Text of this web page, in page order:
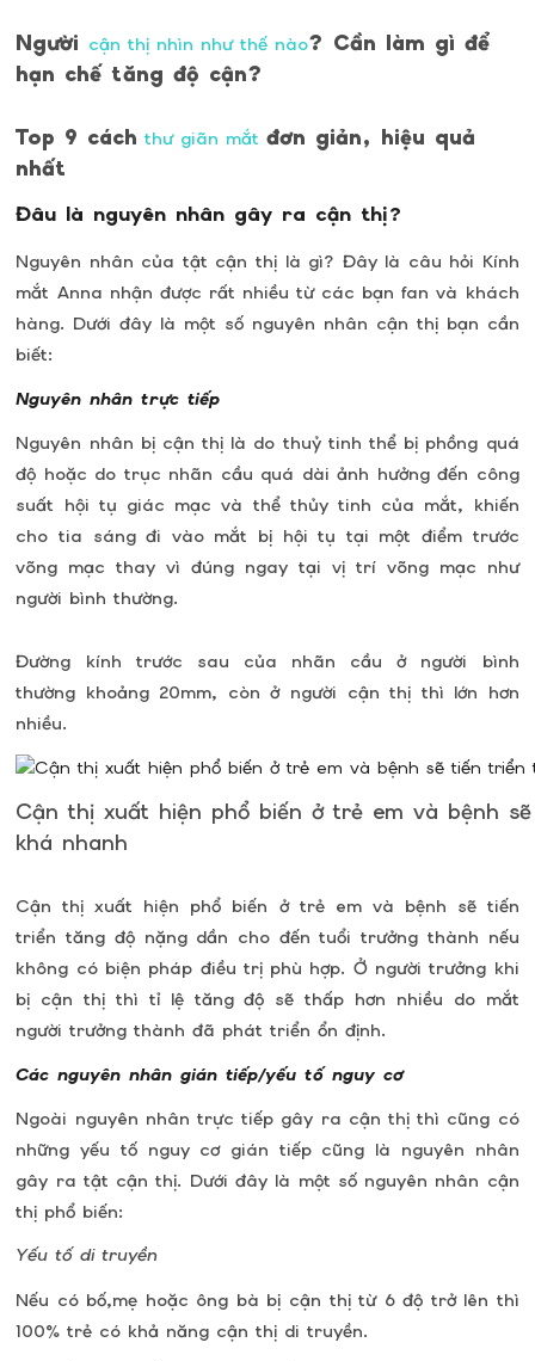
Người cận thị nhìn như thế nào? Cần làm gì để
hạn chế tăng độ cận?
Top 9 cách thư giãn mắt đơn giản, hiệu quả
nhất
Đâu là nguyên nhân gây ra cận thị?
Nguyên nhân của tật cận thị là gì? Đây là câu hỏi Kính
mắt Anna nhận được rất nhiều từ các bạn fan và khách
hàng. Dưới đây là một số nguyên nhân cận thị bạn cần
biết:
Nguyên nhân trực tiếp
Nguyên nhân bị cận thị là do thuỷ tinh thể bị phồng quá
độ hoặc do trục nhãn cầu quá dài ảnh hưởng đến công
suất hội tụ giác mạc và thể thủy tinh của mắt, khiến
cho tia sáng đi vào mắt bị hội tụ tại một điểm trước
võng mạc thay vì đúng ngay tại vị trí võng mạc như
người bình thường.
Đường kính trước sau của nhãn cầu ở người bình
thường khoảng 20mm, còn ở người cận thị thì lớn hơn
nhiều.
Cận thị xuất hiện phổ biến ở trẻ em và bệnh
khá nhanh
Cận thị xuất hiện phổ biến ở trẻ em và bệnh sẽ tiến
triển tăng độ nặng dần cho đến tuổi trưởng thành nếu
không có biện pháp điều trị phù hợp. Ở người trưởng khi
bị cận thị thì tỉ lệ tăng độ sẽ thấp hơn nhiều do mắt
người trưởng thành đã phát triển ổn định.
Các nguyên nhân gián tiếp/yếu tố nguy cơ
Ngoài nguyên nhân trực tiếp gây ra cận thị thì cũng có
những yếu tố nguy cơ gián tiếp cũng là nguyên nhân
gây ra tật cận thị. Dưới đây là một số nguyên nhân cận
thị phổ biến:
Yếu tố di truyền
Nếu có bố,mẹ hoặc ông bà bị cận thị từ 6 độ trở lên thì
100% trẻ có khả năng cận thị di truyền.